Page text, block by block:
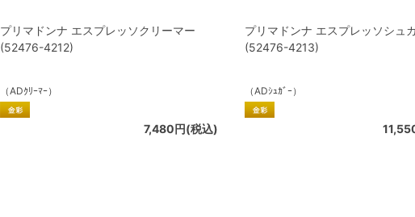
プリマドンナ エスプレッソクリーマー
(52476-4212)
（ADｸﾘｰﾏｰ）
7,480円(税込)
プリマドンナ エスプレッソシュ
(52476-4213)
（ADｼｭｶﾞｰ）